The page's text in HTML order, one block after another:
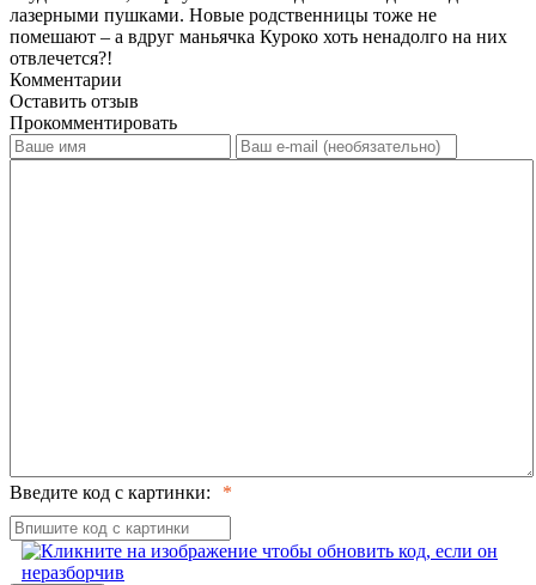
лазерными пушками. Новые родственницы тоже не
помешают – а вдруг маньячка Куроко хоть ненадолго на них
отвлечется?!
Комментарии
Оставить отзыв
Прокомментировать
Введите код с картинки: